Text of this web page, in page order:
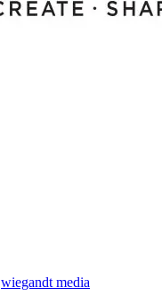
wiegandt media